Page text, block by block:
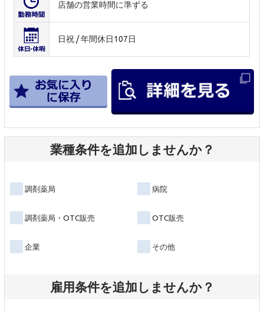
店舗の営業時間に準ずる
日祝 / 年間休日107日
業種条件を追加しませんか？
調剤薬局 病院
調剤薬局・OTC販売 OTC販売
企業 その他
雇用条件を追加しませんか？